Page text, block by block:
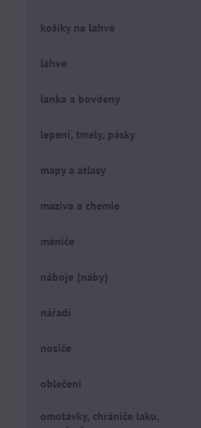
košíky na lahve
láhve
lanka a bovdeny
lepení, tmely, pásky
mapy a atlasy
maziva a chemie
měniče
náboje (náby)
nářadí
nosiče
oblečení
omotávky, chrániče laku,